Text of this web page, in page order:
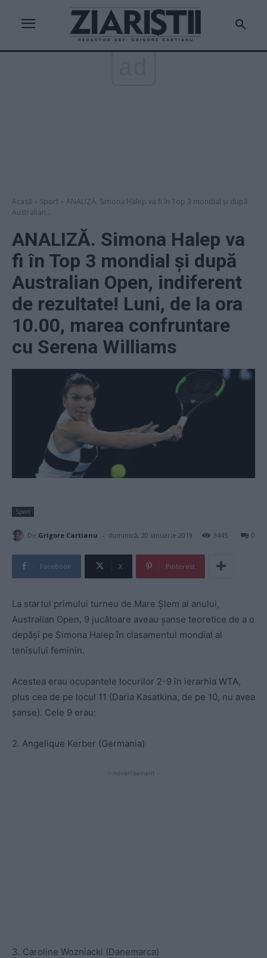
Acasă Sport
ANALIZĂ. Simona Halep va fi în Top 3 mondial şi după
Australian...
ANALIZĂ. Simona Halep va
fi în Top 3 mondial şi după
Australian Open, indiferent
de rezultate! Luni, de la ora
10.00, marea confruntare
cu Serena Williams
Sport
De Grigore Cartianu - duminică, 20 ianuarie 2019 0
3445
Facebook X Pinterest
La startul primului turneu de Mare Şlem al anului,
Australian Open, 9 jucătoare aveau şanse teoretice de a o
depăşi pe Simona Halep în clasamentul mondial al
tenisului feminin.
Acestea erau ocupantele locurilor 2-9 în ierarhia WTA,
plus cea de pe locul 11 (Daria Kasatkina, de pe 10, nu avea
şanse). Cele 9 erau:
2. Angelique Kerber (Germania)
- Advertisement -
3. Caroline Wozniacki (Danemarca)